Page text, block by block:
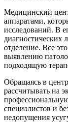
Медицинский
аппаратами,
исследований. В
диагностических
отделение. Все
выявлению
подходящую
Обращаясь в
рассчитывать на
специалистов и
недопущения